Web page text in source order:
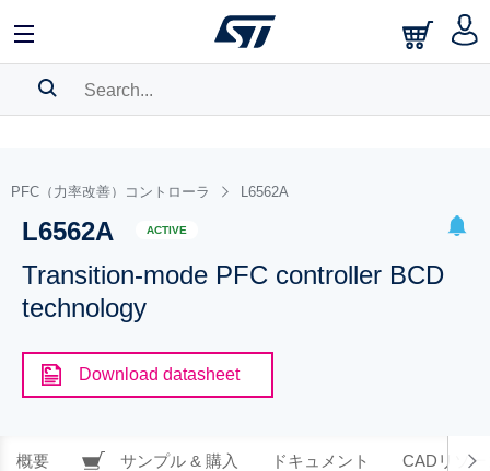
BOOKMARK
Pleaselog in to show your saved searches.
PFC（力率改善）コントローラ L6562A
L6562A ACTIVE
Transition-mode PFC controller BCD
technology
Download datasheet
概要 サンプル & 購入 ドキュメント CADリソー